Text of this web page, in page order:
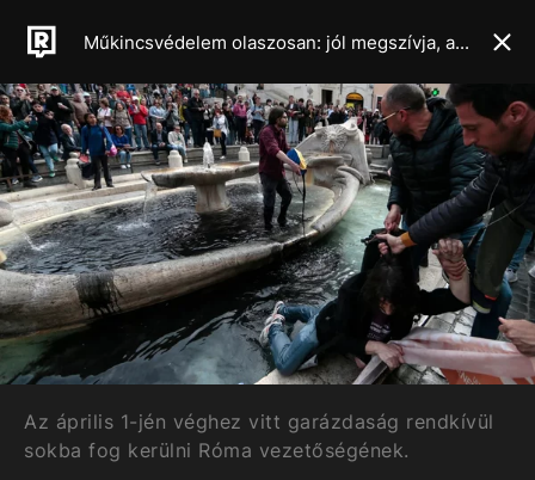
Műkincsvédelem olaszosan: jól megszívja, aki műkincseket rongál a klímakatasztrófa nevében
Az április 1-jén véghez vitt garázdaság rendkívül
sokba fog kerülni Róma vezetőségének.